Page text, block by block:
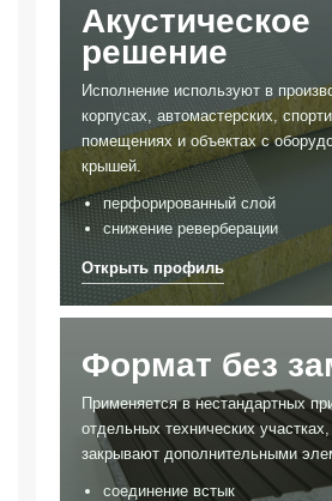
Акустическое
решение
Исполнение используют в
корпусах, автомастерских,
помещениях и объектах с
крышей.
перфорированный слой
снижение реверберации
Формат без
Применяется в нестандартных
отдельных технических
закрывают дополнительными
соединение встык